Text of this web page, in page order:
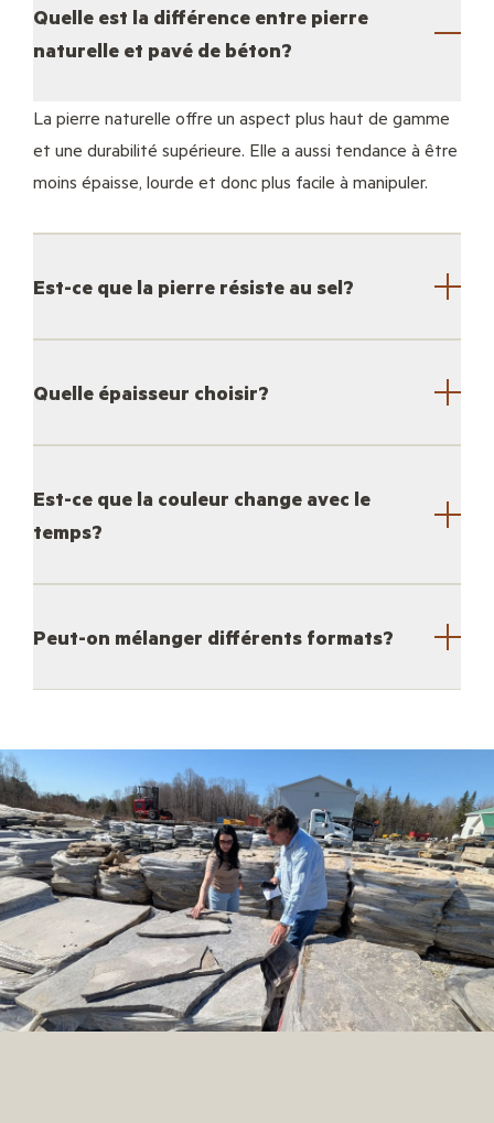
Quelle est la différence entre pierre
naturelle et pavé de béton?
La pierre naturelle offre un aspect plus haut de gamme
et une durabilité supérieure. Elle a aussi tendance à être
moins épaisse, lourde et donc plus facile à manipuler.
Est-ce que la pierre résiste au sel?
Quelle épaisseur choisir?
Est-ce que la couleur change avec le
temps?
Peut-on mélanger différents formats?